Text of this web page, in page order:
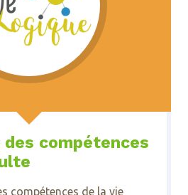
des compétences
compétences de la vie